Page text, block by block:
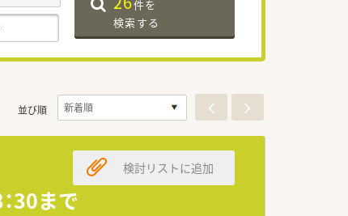
件を
検索する
並び順
30まで
検討リストに追加